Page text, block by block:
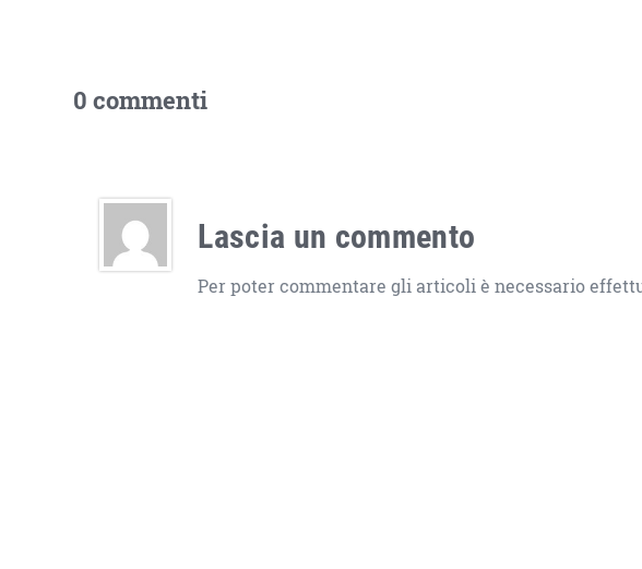
0 commenti
Lascia un commento
Per poter commentare gli articoli è necessario